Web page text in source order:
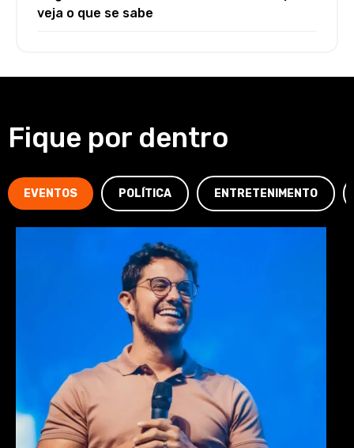
veja o que se sabe
Fique por dentro
EVENTOS POLÍTICA ENTRETENIMENTO